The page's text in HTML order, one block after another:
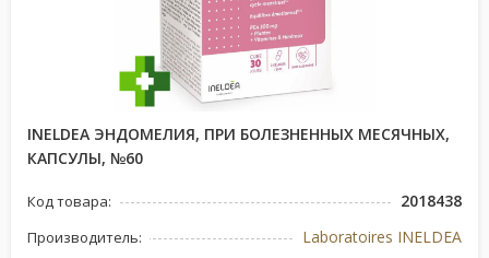
INELDEA ЭНДОМЕЛИЯ, ПРИ БОЛЕЗНЕННЫХ МЕСЯЧНЫХ,
КАПСУЛЫ, №60
Код товара: 2018438
Производитель: Laboratoires INELDEA